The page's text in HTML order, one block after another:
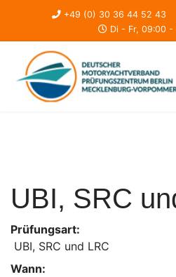
+49 (0) 30 36 44 52 43
Di - Fr, 09:00 -
UBI, SRC
Prüfungsart:
UBI, SRC und LRC
Wann: